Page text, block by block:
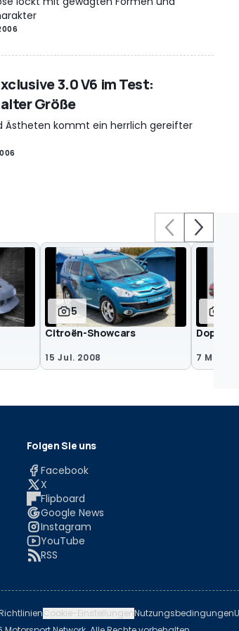
3.0 V6 im Test:
Größe
Ästheten kommt ein herrlich gereifter
5
Citroën-Showcars
15 Jul. 2008 7 Mai
Folgen Sie uns
Facebook
X
Flipboard
Google News
Instagram
YouTube
RSS
Cookie-EinstellungenNutzungsbedingungen